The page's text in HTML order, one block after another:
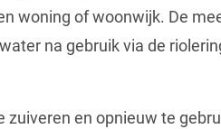
woning of woonwijk. De
na gebruik via de
zuiveren en opnieuw te